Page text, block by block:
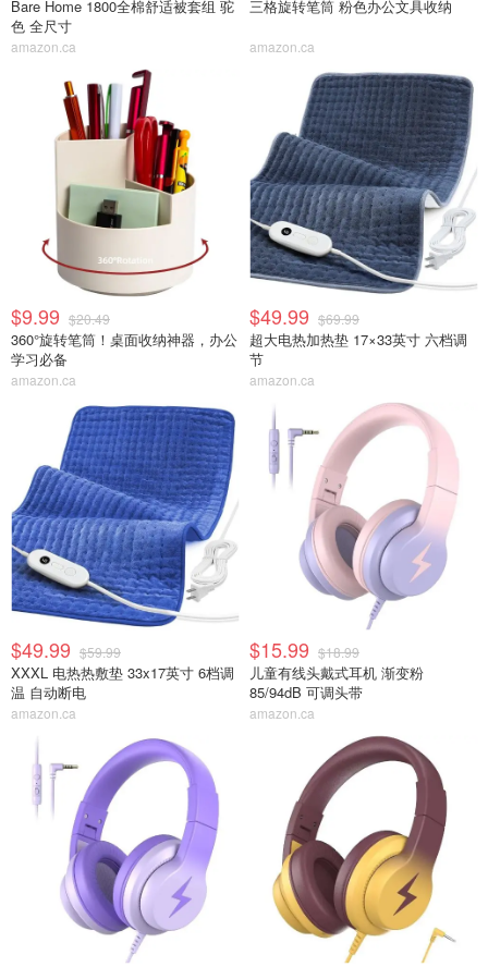
Bare Home 1800全棉舒适被套组 驼
色 全尺寸
amazon.ca
三格旋转笔筒 粉色办公文具收纳
amazon.ca
$9.99 $20.49
360°旋转笔筒！桌面收纳神器，办公
学习必备
amazon.ca
$49.99 $69.99
超大电热加热垫 17×33英寸 六档调
节
amazon.ca
$49.99 $59.99
XXXL 电热热敷垫 33x17英寸 6档调
温 自动断电
amazon.ca
$15.99 $18.99
儿童有线头戴式耳机 渐变粉
85/94dB 可调头带
amazon.ca